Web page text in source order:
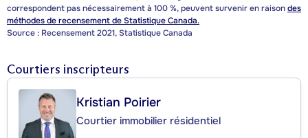
correspondent pas nécessairement à 100 %, peuvent survenir en raisondes
méthodes de recensement de Statistique Canada.
Source : Recensement 2021, Statistique Canada
Courtiers inscripteurs
Kristian Poirier
Courtier immobilier résidentiel